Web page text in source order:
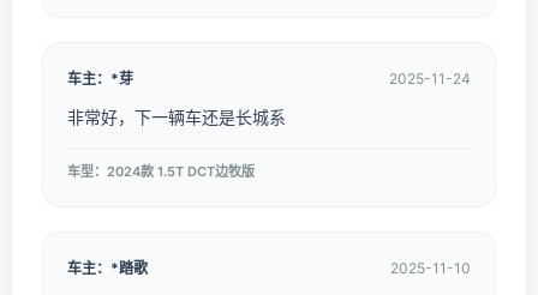
车主：*芽 2025-11-24
非常好，下一辆车还是长城系
车型：2024款 1.5T DCT边牧版
车主：*踏歌 2025-11-10